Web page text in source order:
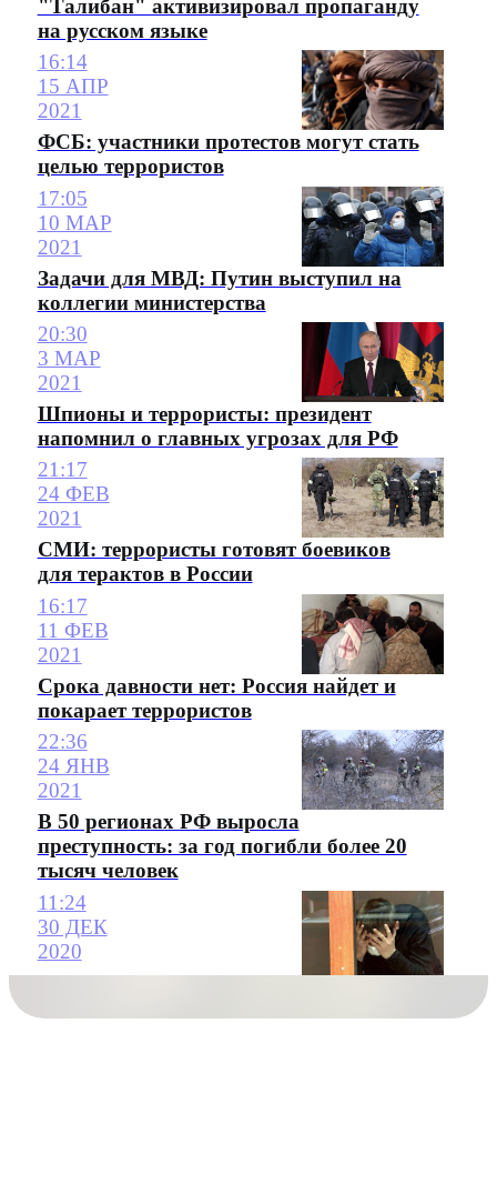
"Талибан" активизировал пропаганду
на русском языке
16:14
15 АПР
2021
ФСБ: участники протестов могут стать
целью террористов
17:05
10 МАР
2021
Задачи для МВД: Путин выступил на
коллегии министерства
20:30
3 МАР
2021
Шпионы и террористы: президент
напомнил о главных угрозах для РФ
21:17
24 ФЕВ
2021
СМИ: террористы готовят боевиков
для терактов в России
16:17
11 ФЕВ
2021
Срока давности нет: Россия найдет и
покарает террористов
22:36
24 ЯНВ
2021
В 50 регионах РФ выросла
преступность: за год погибли более 20
тысяч человек
11:24
30 ДЕК
2020